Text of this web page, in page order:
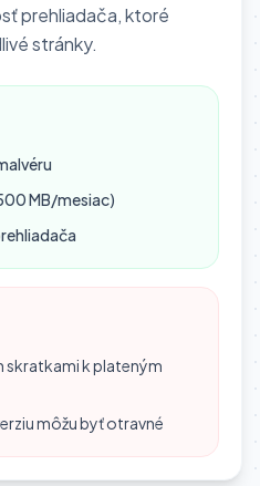
prehliadača, ktoré
stránky.
MB/mesiac)
skratkami k plateným
môžu byť otravné